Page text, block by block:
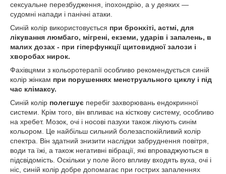
сексуальне перезбудження, іпохондрію, а у деяких —
судомні напади і панічні атаки.
Синій колір використовується при бронхіті, астмі, для
лікування люмбаго, мігрені, екземи, ударів і запалень, в
малих дозах - при гіперфункції щитовидної залози і
хворобах нирок.
Фахівцями з кольоротерапії особливо рекомендується синій
колір жінкам при порушеннях менструального циклу і під
час клімаксу.
Синій колір полегшує перебіг захворювань ендокринної
системи. Крім того, він впливає на кісткову систему, особливо
на хребет. Мозок, очі і носові пазухи також лікують синім
кольором. Це найбільш сильний болезаспокійливий колір
спектра. Він здатний знизити наслідки забруднення повітря,
води та їжі, а також негативні вібрації, які впроваджуються в
підсвідомість. Оскільки у поле його впливу входять вуха, очі і
ніс, синій колір добре допомагає при гострих запаленнях